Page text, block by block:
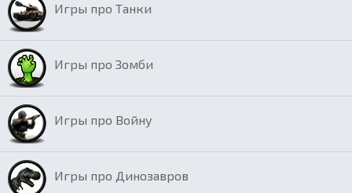
Игры про Танки
Игры про Зомби
Игры про Войну
Игры про Динозавров